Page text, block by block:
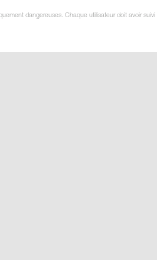
dangereuses. Chaque utilisateur doit avoir